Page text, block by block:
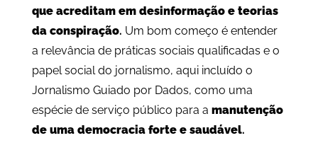
que acreditam em desinformação e teorias
da conspiração. Um bom começo é entender
a relevância de práticas sociais qualificadas e o
papel social do jornalismo, aqui incluído o
Jornalismo Guiado por Dados, como uma
espécie de serviço público para a manutenção
de uma democracia forte e saudável.